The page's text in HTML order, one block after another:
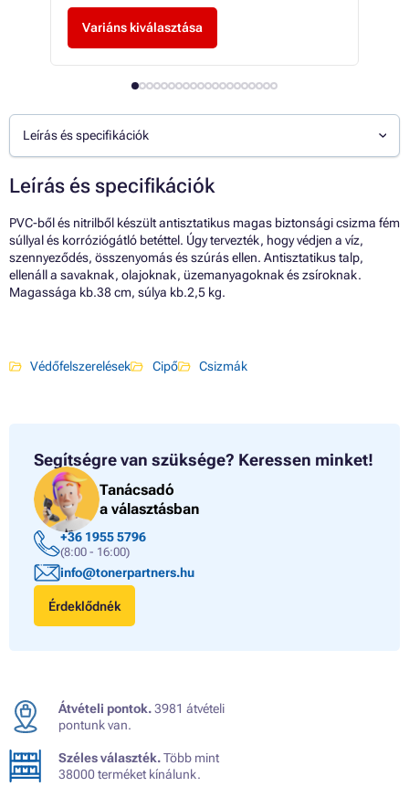
Variáns kiválasztása
Leírás és specifikációk
Leírás és specifikációk
PVC-ből és nitrilből készült antisztatikus magas biztonsági csizma fém
súllyal és korróziógátló betéttel. Úgy tervezték, hogy védjen a víz,
szennyeződés, összenyomás és szúrás ellen. Antisztatikus talp,
ellenáll a savaknak, olajoknak, üzemanyagoknak és zsíroknak.
Magassága kb.38 cm, súlya kb.2,5 kg.
Védőfelszerelések Cipő Csizmák
Segítségre van szüksége? Keressen minket!
Tanácsadó
a választásban
+36 1955 5796
(8:00 - 16:00)
info@tonerpartners.hu
Érdeklődnék
Átvételi pontok.3981 átvételi
pontunk van.
Széles választék.Több mint
38000 terméket kínálunk.